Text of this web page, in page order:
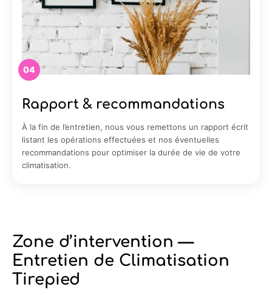
04
Rapport & recommandations
À la fin de l’entretien, nous vous remettons un rapport écrit
listant les opérations effectuées et nos éventuelles
recommandations pour optimiser la durée de vie de votre
climatisation.
Zone d’intervention —
Entretien de Climatisation
Tirepied